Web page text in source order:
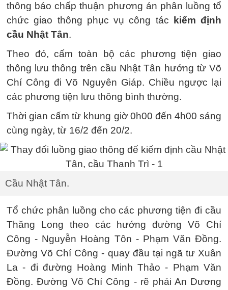
thông báo chấp thuận phương án phân luồng tổ
chức giao thông phục vụ công tác
kiểm định
cầu Nhật Tân.
Theo đó, cấm toàn bộ các phương tiện giao
thông lưu thông trên cầu Nhật Tân hướng từ Võ
Chí Công đi Võ Nguyên Giáp. Chiều ngược lại
các phương tiện lưu thông bình thường.
Thời gian cấm từ khung giờ 0h00 đến 4h00 sáng
cùng ngày, từ 16/2 đến 20/2.
Cầu Nhật Tân.
Tổ chức phân luồng cho các phương tiện đi cầu
Thăng Long theo các hướng đường Võ Chí
Công - Nguyễn Hoàng Tôn - Phạm Văn Đồng.
Đường Võ Chí Công - quay đầu tại ngã tư Xuân
La - đi đường Hoàng Minh Thảo - Phạm Văn
Đồng. Đường Võ Chí Công - rẽ phải An Dương